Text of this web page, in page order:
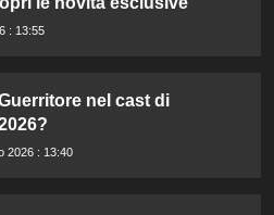
: 13:55
nel cast di
2026 : 13:40